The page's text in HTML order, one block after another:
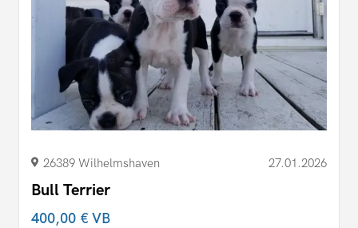
26389 Wilhelmshaven 27.01.2026
Bull Terrier
400,00 €VB